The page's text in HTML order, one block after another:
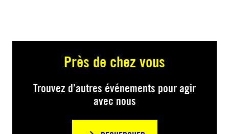
Près de chez vous
Trouvez d’autres événements pour agir
avec nous